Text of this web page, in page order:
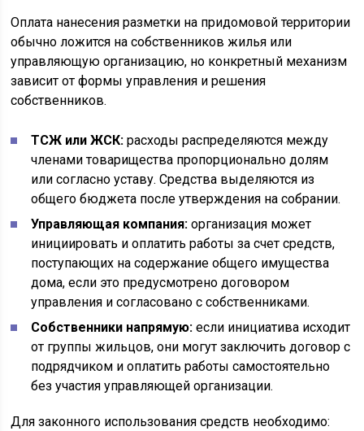
Оплата нанесения разметки на придомовой территории
обычно ложится на собственников жилья или
управляющую организацию, но конкретный механизм
зависит от формы управления и решения
собственников.
ТСЖ или ЖСК: расходы распределяются между
членами товарищества пропорционально долям
или согласно уставу. Средства выделяются из
общего бюджета после утверждения на собрании.
Управляющая компания: организация может
инициировать и оплатить работы за счет средств,
поступающих на содержание общего имущества
дома, если это предусмотрено договором
управления и согласовано с собственниками.
Собственники напрямую: если инициатива исходит
от группы жильцов, они могут заключить договор с
подрядчиком и оплатить работы самостоятельно
без участия управляющей организации.
Для законного использования средств необходимо: